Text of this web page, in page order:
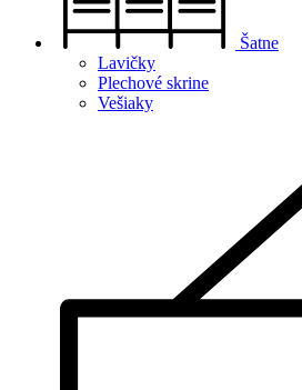
Šatne
Lavičky
Plechové skrine
Vešiaky